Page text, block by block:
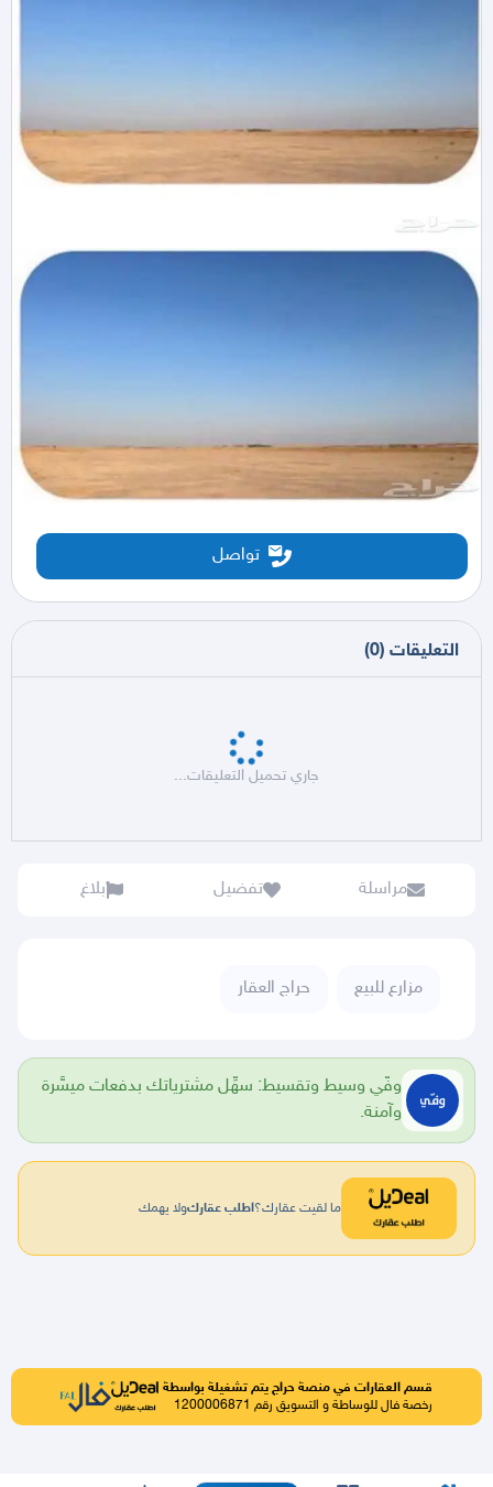
تواصل
التعليقات (
0
)
جاري تحميل التعليقات...
مراسلة تفضيل بلاغ
مزارع للبيع حراج العقار
وفّي وسيط وتقسيط: سهِّل مشترياتك بدفعات ميسَّرة
وآمنة.
ما لقيت عقارك؟اطلب عقاركولا يهمك
قسم العقارات في منصة حراج يتم تشغيلة بواسطة
رخصة فال للوساطة و التسويق رقم 1200006871